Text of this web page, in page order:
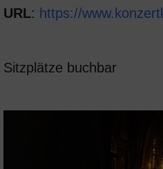
URL: https://
Sitzplätze buchbar